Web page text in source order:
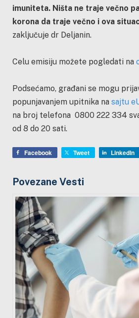
imuniteta. Ništa ne traje večno
korona da traje večno i ova
zaključuje dr Deljanin.
Celu emisiju možete pogledati na
Podsećamo, građani se mogu
popunjavanjem upitnika na sajtu
na broj telefona 0800 222 334
od 8 do 20 sati.
Facebook Tweet LinkedIn
Povezane Vesti